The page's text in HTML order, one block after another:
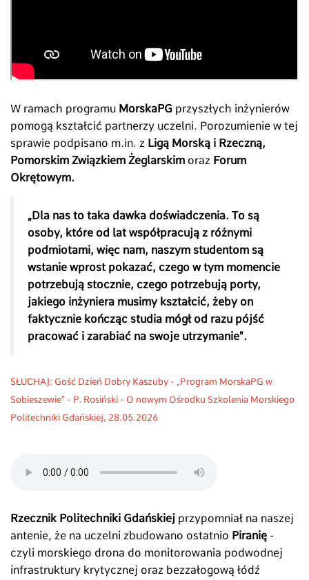
W ramach programu MorskaPG przyszłych inżynierów
pomogą kształcić partnerzy uczelni. Porozumienie w tej
sprawie podpisano m.in. z Ligą Morską i Rzeczną,
Pomorskim Związkiem Żeglarskim oraz Forum
Okrętowym.
„Dla nas to taka dawka doświadczenia. To są
osoby, które od lat współpracują z różnymi
podmiotami, więc nam, naszym studentom są
wstanie wprost pokazać, czego w tym momencie
potrzebują stocznie, czego potrzebują porty,
jakiego inżyniera musimy kształcić, żeby on
faktycznie kończąc studia mógł od razu pójść
pracować i zarabiać na swoje utrzymanie".
SŁUCHAJ: Gość Dzień Dobry Kaszuby - „Program MorskaPG w
Sobieszewie" - P. Rosiński - O nowym Ośrodku Szkolenia Morskiego
Politechniki Gdańskiej, 28.05.2026
Rzecznik Politechniki Gdańskiej przypomniał na naszej
antenie, że na uczelni zbudowano ostatnio Piranię -
czyli morskiego drona do monitorowania podwodnej
infrastruktury krytycznej oraz bezzałogową łódź